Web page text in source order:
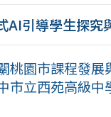
AI引導學生探究
桃園市課程發
市立西苑高級中